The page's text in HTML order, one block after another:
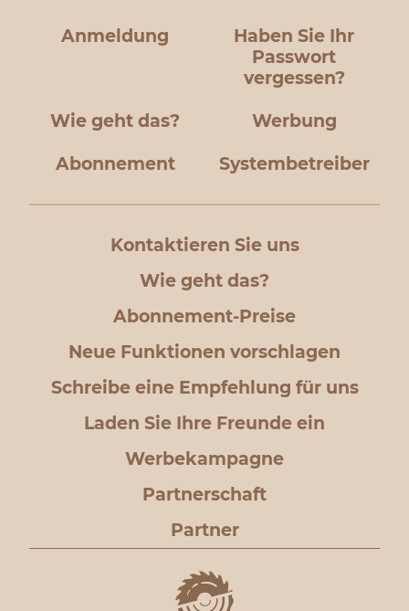
Anmeldung
Haben Sie Ihr
Passwort
vergessen?
Wie geht das? Werbung
Abonnement Systembetreiber
Kontaktieren Sie uns
Wie geht das?
Abonnement-Preise
Neue Funktionen vorschlagen
Schreibe eine Empfehlung für uns
Laden Sie Ihre Freunde ein
Werbekampagne
Partnerschaft
Partner